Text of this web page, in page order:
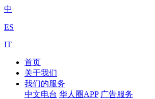
中
ES
IT
首页
关于我们
我们的服务
中文电台 华人圈APP 广告服务